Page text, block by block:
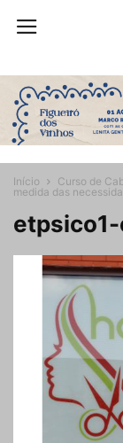
Início
Curso de
medida das